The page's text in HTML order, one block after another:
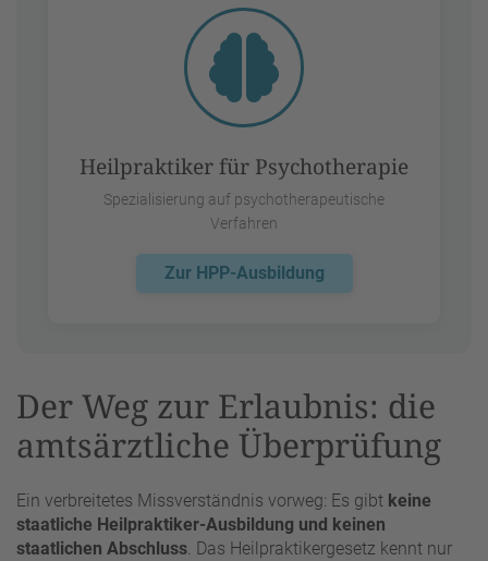
Heilpraktiker für Psychotherapie
Spezialisierung auf psychotherapeutische
Verfahren
Zur HPP-Ausbildung
Der Weg zur Erlaubnis: die
amtsärztliche Überprüfung
Ein verbreitetes Missverständnis vorweg: Es gibt keine
staatliche Heilpraktiker-Ausbildung und keinen
staatlichen Abschluss. Das Heilpraktikergesetz kennt nur